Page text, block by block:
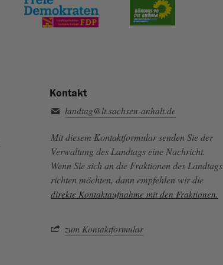
Kontakt
landtag@lt.sachsen-anhalt.de
Mit diesem Kontaktformular senden Sie der
Verwaltung des Landtags eine Nachricht.
Wenn Sie sich an die Fraktionen des Landtags
richten möchten, dann empfehlen wir die
direkte Kontaktaufnahme mit den Fraktionen.
zum Kontaktformular